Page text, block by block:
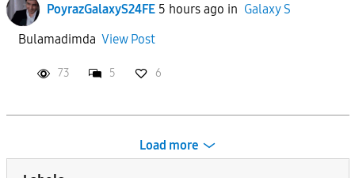
PoyrazGalaxyS24FE 5 hours ago in Galaxy S
Bulamadimda View Post
73 5 6
Load more